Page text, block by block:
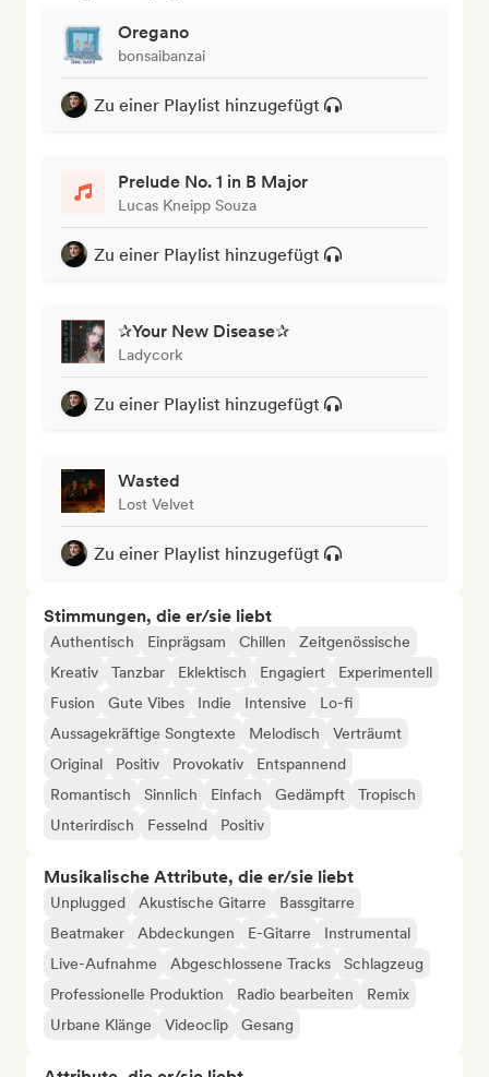
Oregano
bonsaibanzai
Zu einer Playlist hinzugefügt
Prelude No. 1 in B Major
Lucas Kneipp Souza
Zu einer Playlist hinzugefügt
✰Your New Disease✰
Ladycork
Zu einer Playlist hinzugefügt
Wasted
Lost Velvet
Zu einer Playlist hinzugefügt
Stimmungen, die er/sie liebt
Authentisch Einprägsam Chillen
Zeitgenössische
Kreativ
Tanzbar Eklektisch Engagiert
Experimentell
Fusion
Gute Vibes Indie Intensive
Lo-fi
Aussagekräftige Songtexte
Melodisch
Verträumt
Original
Positiv Provokativ
Entspannend
Romantisch
Sinnlich Einfach Gedämpft
Tropisch
Unterirdisch
Fesselnd Positiv
Musikalische Attribute, die er/sie liebt
Unplugged Akustische Gitarre
Bassgitarre
Beatmaker
Abdeckungen E-Gitarre
Instrumental
Live-Aufnahme
Abgeschlossene Tracks
Schlagzeug
Professionelle Produktion
Radio bearbeiten
Remix
Urbane Klänge
Videoclip Gesang